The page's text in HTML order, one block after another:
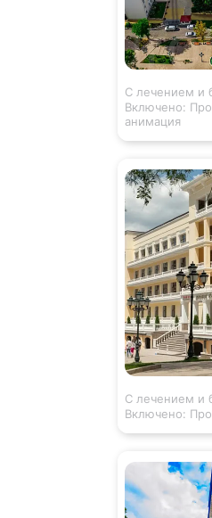
С лечением и
Включено:
анимация
С лечением и
Включено: